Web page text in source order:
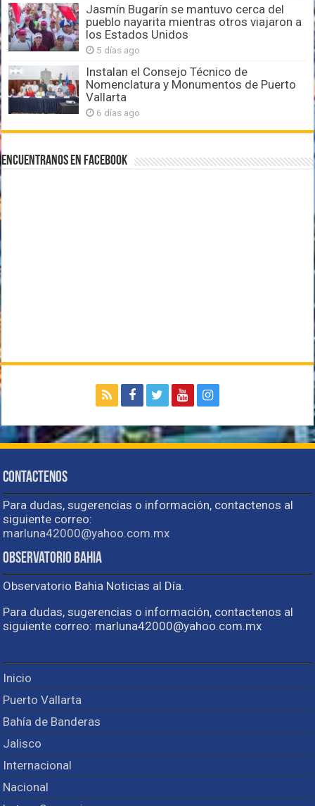
Jasmín Bugarín se mantuvo cerca del
pueblo nayarita mientras otros viajaron a
los Estados Unidos
5 días ago
Instalan el Consejo Técnico de
Nomenclatura y Monumentos de Puerto
Vallarta
6 días ago
Encuentranos en Facebook
Contactenos
Para dudas, sugerencias o información, contactenos al
siguiente correo:
marluna42000@yahoo.com.mx
Observatorio Bahia
Observatorio Bahia Noticias al Día.
Para dudas, sugerencias o información, contactenos al
siguiente correo: marluna42000@yahoo.com.mx
Inicio
Puerto Vallarta
Bahía de Banderas
Jalisco
Internacional
Nacional